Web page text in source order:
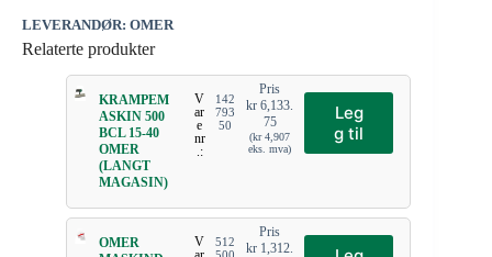
LEVERANDØR: OMER
Relaterte produkter
KRAMPEM
ASKIN 500
BCL 15-40
OMER
(LANGT
MAGASIN)
V
ar
e
nr
.:
142
793
50
Pris
kr 6,133.
75
(kr4,907
eks. mva)
Leg
g til
OMER
V
512
Pris
kr 1,312.